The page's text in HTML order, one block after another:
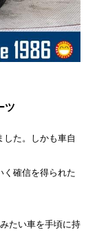
ツ
た。しかも車自
く確信を得られた
たい車を手頃に持